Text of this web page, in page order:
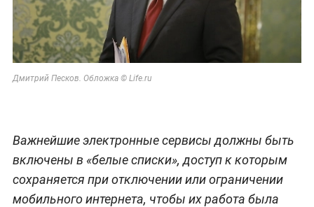
Дмитрий Песков. Обложка © Life.ru
Важнейшие электронные сервисы должны быть
включены в «белые списки», доступ к которым
сохраняется при отключении или ограничении
мобильного интернета, чтобы их работа была